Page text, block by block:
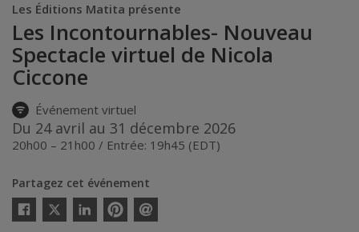
Les Éditions Matita présente
Les Incontournables- Nouveau
Spectacle virtuel de Nicola
Ciccone
Événement virtuel
Du 24 avril au 31 décembre 2026
20h00 – 21h00 / Entrée: 19h45 (EDT)
Partagez cet événement
Twitter